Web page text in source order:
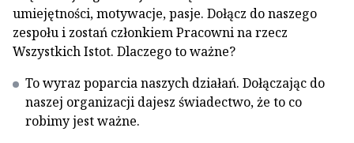
umiejętności, motywacje, pasje. Dołącz do naszego
zespołu i zostań członkiem Pracowni na rzecz
Wszystkich Istot. Dlaczego to ważne?
To wyraz poparcia naszych działań. Dołączając do
naszej organizacji dajesz świadectwo, że to co
robimy jest ważne.